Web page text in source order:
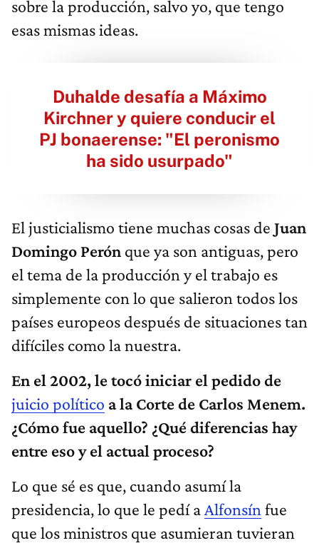
sobre la producción, salvo yo, que tengo
esas mismas ideas.
Duhalde desafía a Máximo
Kirchner y quiere conducir el
PJ bonaerense: "El peronismo
ha sido usurpado"
El justicialismo tiene muchas cosas de Juan
Domingo Perón que ya son antiguas, pero
el tema de la producción y el trabajo es
simplemente con lo que salieron todos los
países europeos después de situaciones tan
difíciles como la nuestra.
En el 2002, le tocó iniciar el pedido de
juicio político a la Corte de Carlos Menem.
¿Cómo fue aquello? ¿Qué diferencias hay
entre eso y el actual proceso?
Lo que sé es que, cuando asumí la
presidencia, lo que le pedí a Alfonsín fue
que los ministros que asumieran tuvieran